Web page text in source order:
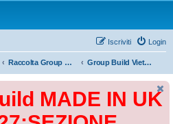
Login
Iscriviti
Raccolta Group Build Group Build Vietnam 2.0 2022
MADE IN UK